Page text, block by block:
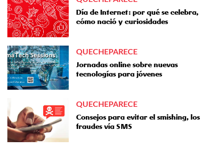
Día de Internet: por qué se celebra,
cómo nació y curiosidades
QUECHEPARECE
Jornadas online sobre nuevas
tecnologías para jóvenes
QUECHEPARECE
Consejos para evitar el smishing, los
fraudes vía SMS